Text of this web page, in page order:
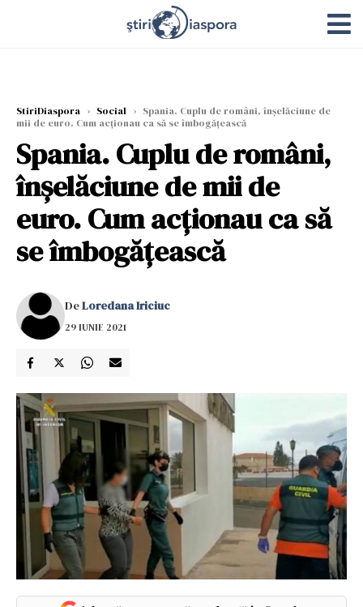
StiriDiaspora › Social › Spania. Cuplu de români, înșelăciune de
mii de euro. Cum acționau ca să se îmbogățească
Spania. Cuplu de români,
înșelăciune de mii de
euro. Cum acționau ca să
se îmbogățească
DeLoredana Iriciuc
29 IUNIE 2021